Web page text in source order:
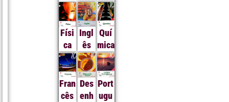
Físi
ca
Ingl
ês
Quí
mica
Fran
cês
Des
enh
Port
ugu